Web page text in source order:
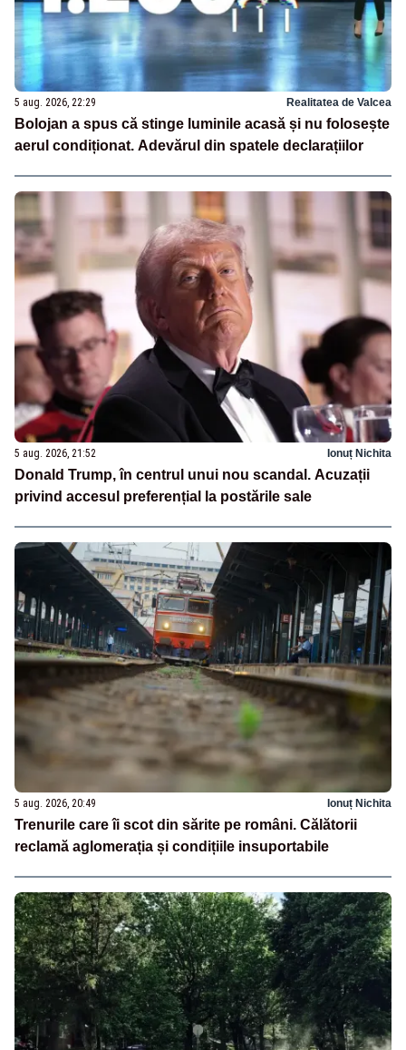
5 aug. 2026, 22:29 Realitatea de Valcea
Bolojan a spus că stinge luminile acasă și nu folosește
aerul condiționat. Adevărul din spatele declarațiilor
5 aug. 2026, 21:52 Ionuț Nichita
Donald Trump, în centrul unui nou scandal. Acuzații
privind accesul preferențial la postările sale
5 aug. 2026, 20:49 Ionuț Nichita
Trenurile care îi scot din sărite pe români. Călătorii
reclamă aglomerația și condițiile insuportabile